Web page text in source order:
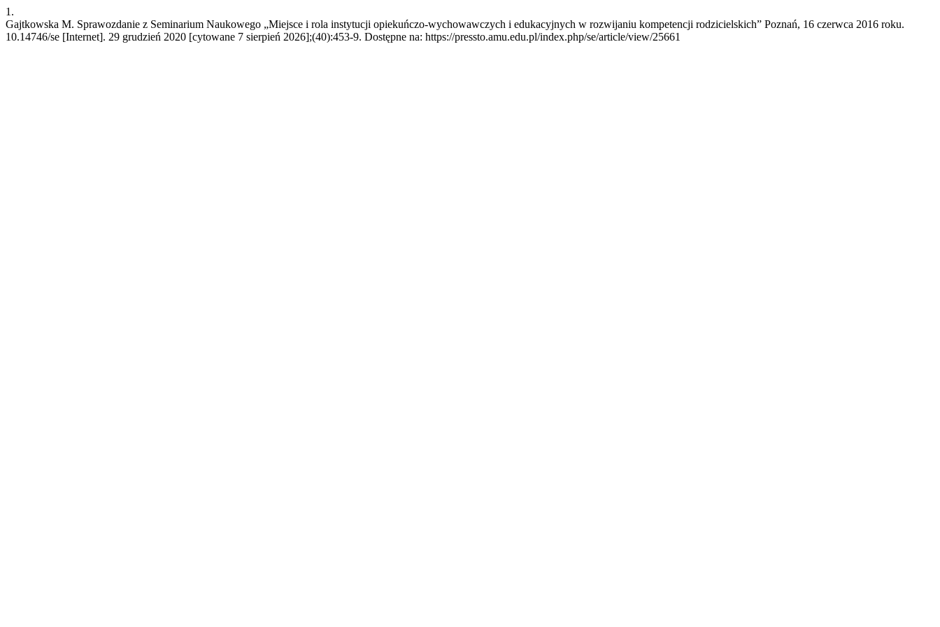
1.
Gajtkowska M. Sprawozdanie z Seminarium Naukowego „Miejsce i rola instytucji opiekuńczo-wychowawczych i edukacyjnych w rozwijaniu kompetencji rodzicielskich” Poznań, 16 czerwca 2016 roku.
10.14746/se [Internet]. 29 grudzień 2020 [cytowane 7 sierpień 2026];(40):453-9. Dostępne na: https://pressto.amu.edu.pl/index.php/se/article/view/25661